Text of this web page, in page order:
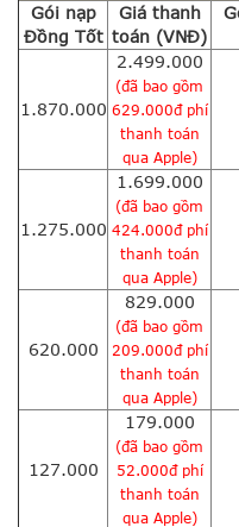
Gói nạp
Đồng Tốt
Giá thanh
toán (VNĐ)
1.870.000
2.499.000
(đã bao gồm
629.000đ phí
thanh toán
qua Apple)
1.275.000
1.699.000
(đã bao gồm
424.000đ phí
thanh toán
qua Apple)
620.000
829.000
(đã bao gồm
209.000đ phí
thanh toán
qua Apple)
127.000
179.000
(đã bao gồm
52.000đ phí
thanh toán
qua Apple)